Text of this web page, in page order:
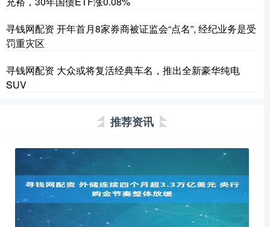
寻钱网配资 开年首月8家券商被证监会“点名”, 经纪业务是受
罚重灾区
寻钱网配资 大众或将复活经典车名，推出全新豪华纯电
SUV
推荐资讯